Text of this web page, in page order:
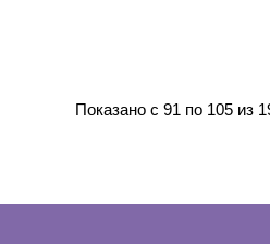
Показано с 91 по 105 из